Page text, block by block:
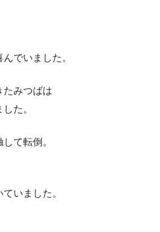
でいました。
たみつばは
た。
て転倒。
いました。